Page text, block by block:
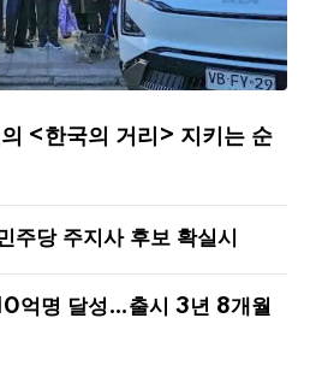
<한국의 거리> 지키는 순
주당 주지사 후보 확실시
억명 달성…출시 3년 8개월